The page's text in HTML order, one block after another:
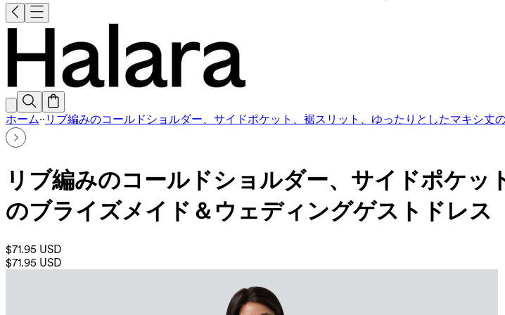
ホーム·· リブ編みのコールドショルダー、サイドポケット、裾スリット、ゆったりとしたマキシ丈
リブ編みのコールドショルダー、サイドポケ
のブライズメイド＆ウェディングゲストドレス
$71.95 USD
$71.95 USD